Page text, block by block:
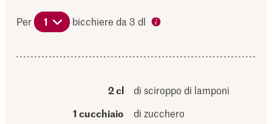
Per 1 bicchiere da 3 dl
2 cl
di sciroppo di lamponi
1 cucchiaio
di zucchero